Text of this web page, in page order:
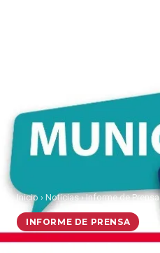
Inicio › Noticias›Informe de Prensa
INFORME DE PRENSA